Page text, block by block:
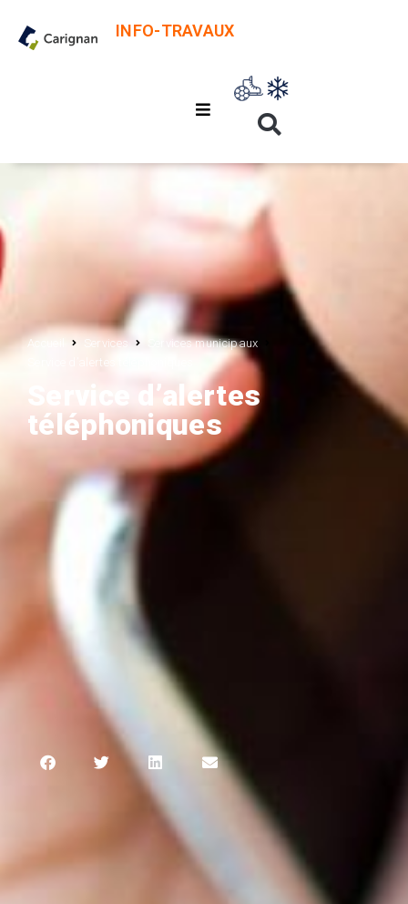
INFO-TRAVAUX
Accueil Services
Services municipaux
Service d’alertes téléphoniques
Service d’alertes
téléphoniques